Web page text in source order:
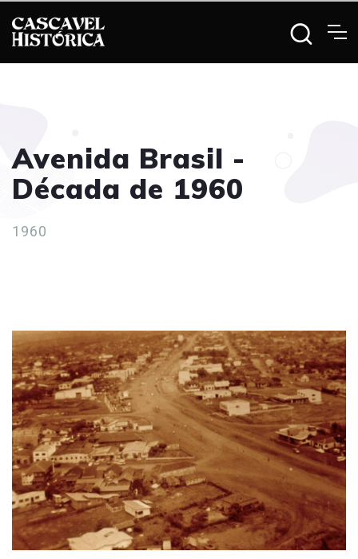
Avenida Brasil -
Década de 1960
1960